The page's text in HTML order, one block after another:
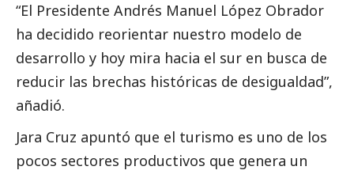
“El Presidente Andrés Manuel López Obrador
ha decidido reorientar nuestro modelo de
desarrollo y hoy mira hacia el sur en busca de
reducir las brechas históricas de desigualdad”,
añadió.
Jara Cruz apuntó que el turismo es uno de los
pocos sectores productivos que genera un